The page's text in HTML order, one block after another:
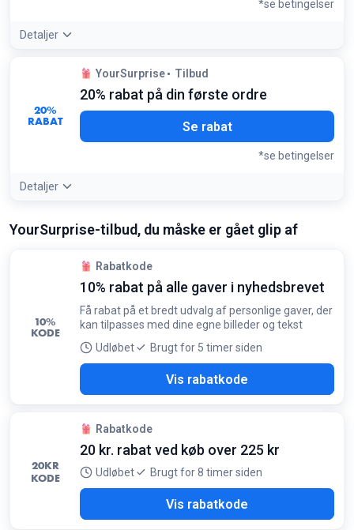
*se betingelser
Detaljer
Tilbudsdetaljer:
Besøg sektionen for særlige tilbud
regelmæssigt, da udvalget af nedsatte varer opdateres
Betingelser:
Gælder kun på udvalgte varer i tilbudskategorien
20%
RABAT
YourSurprise Tilbud
20% rabat på din første ordre
Se rabat
*se betingelser
Detaljer
din unikke rabatkode via e-mail
Gælder kun for nye kunder på deres første bestilling
YourSurprise-tilbud, du måske er gået glip af
10%
KODE
Rabatkode
10% rabat på alle gaver i nyhedsbrevet
Få rabat på et bredt udvalg af personlige gaver, der
kan tilpasses med dine egne billeder og tekst
Udløbet
Brugt for 5 timer siden
Vis rabatkode
20KR
KODE
Rabatkode
20 kr. rabat ved køb over 225 kr
Udløbet Brugt for 8 timer siden
Vis rabatkode